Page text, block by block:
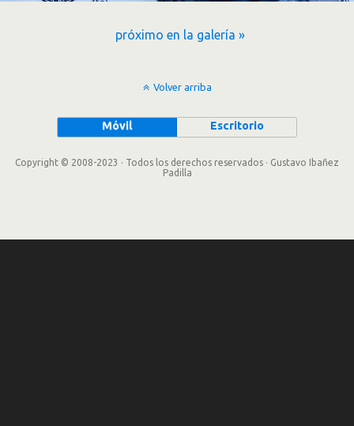
próximo en la galería »
Volver arriba
Móvil Escritorio
Copyright © 2008-2023 · Todos los derechos reservados · Gustavo Ibañez
Padilla